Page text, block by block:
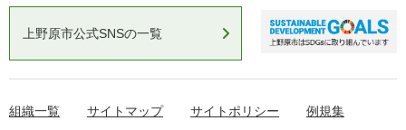
上野原市公式SNSの一覧
組織一覧 サイトマップ サイトポリシー
例規集